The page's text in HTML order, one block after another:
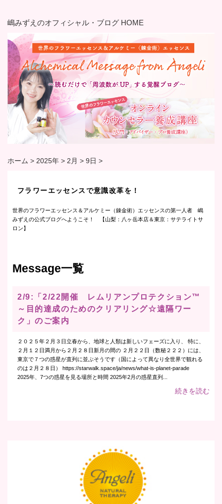
嶋みずえのオフィシャル・ブログ HOME
ホーム > 2025年 > 2月 > 9日 >
フラワーエッセンスで意識改革を！
世界のフラワーエッセンス＆アルケミー（錬金術）エッセンスの第一人者 嶋
みずえの公式ブログへようこそ！ 【山梨：八ヶ岳本店＆東京：サテライトサ
ロン】
Message一覧
2/9:「2/22開催 レムリアンプロテクション™
～目的達成のためのクリアリング☆遠隔ワー
ク」のご案内
２０２５年２月３日立春から、地球と人類は新しいフェーズに入り、 特に、
２月１２日満月から２月２８日新月の間の ２月２２日（数秘２２２）には、
東京で７つの惑星が直列に並ぶそうです（国によって異なり全世界で観れる
のは２月２８日） https://starwalk.space/ja/news/what-is-planet-parade
2025年、7つの惑星を見る場所と時間 2025年2月の惑星直列...
続きを読む